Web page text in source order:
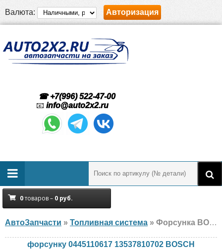
Валюта: Авторизация
☎ +7(996) 522-47-00
📧 info@auto2x2.ru
0товаров – 0 руб.
АвтоЗапчасти » Топливная система » Форсунка BOSCH 0445110617 13537810702 BMW, восстановленная
форсунку 0445110617 13537810702 BOSCH